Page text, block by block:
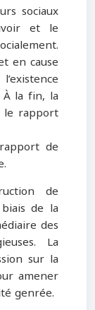
sociaux
et le
en cause
À la fin, la
le rapport
de
de
de la
des
La
sur la
amener
genrée.